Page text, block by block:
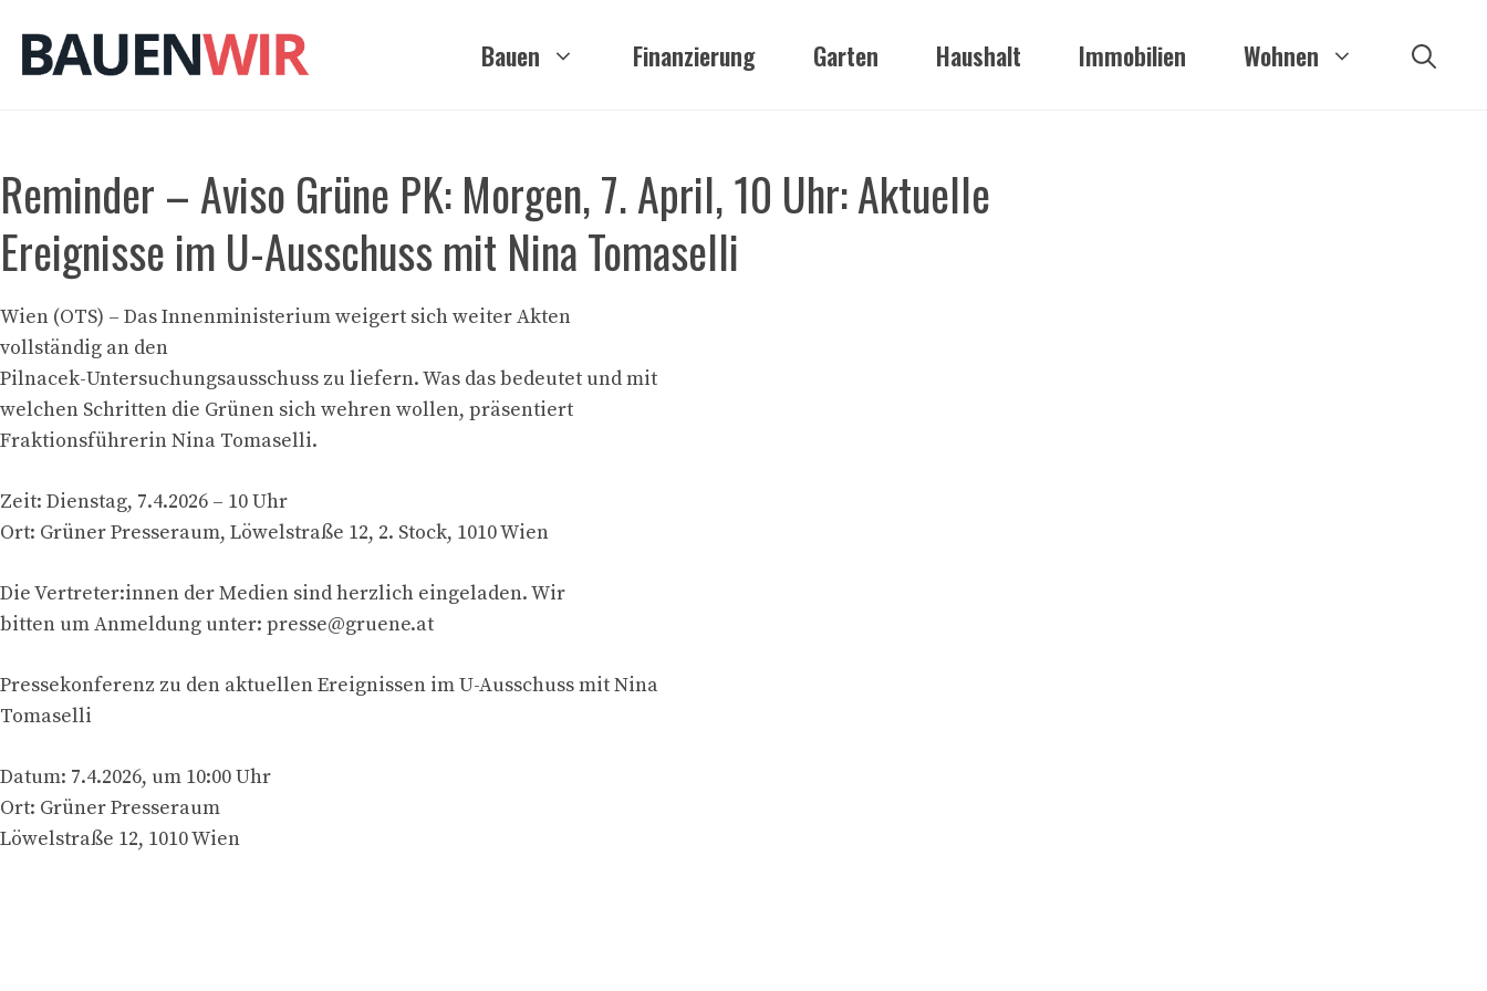
Inhalt
springen
Bauen Finanzierung Garten Haushalt Immobilien Wohnen
Reminder – Aviso Grüne PK: Morgen, 7. April, 10 Uhr: Aktuelle
Ereignisse im U-Ausschuss mit Nina Tomaselli
Wien (OTS) – Das Innenministerium weigert sich weiter Akten
vollständig an den
Pilnacek-Untersuchungsausschuss zu liefern. Was das bedeutet und mit
welchen Schritten die Grünen sich wehren wollen, präsentiert
Fraktionsführerin Nina Tomaselli.
Zeit: Dienstag, 7.4.2026 – 10 Uhr
Ort: Grüner Presseraum, Löwelstraße 12, 2. Stock, 1010 Wien
Die Vertreter:innen der Medien sind herzlich eingeladen. Wir
bitten um Anmeldung unter: presse@gruene.at
Pressekonferenz zu den aktuellen Ereignissen im U-Ausschuss mit Nina
Tomaselli
Datum: 7.4.2026, um 10:00 Uhr
Ort: Grüner Presseraum
Löwelstraße 12, 1010 Wien